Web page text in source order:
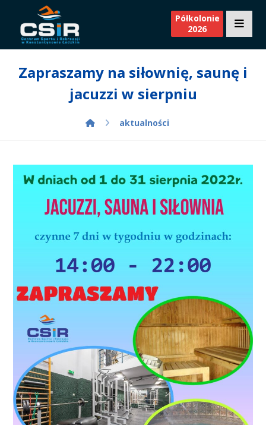
Półkolonie
2026
Zapraszamy na siłownię, saunę i
jacuzzi w sierpniu
aktualności